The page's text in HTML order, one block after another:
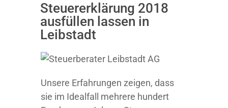
Steuererklärung 2018
ausfüllen lassen in
Leibstadt
Unsere Erfahrungen zeigen, dass
sie im Idealfall mehrere hundert